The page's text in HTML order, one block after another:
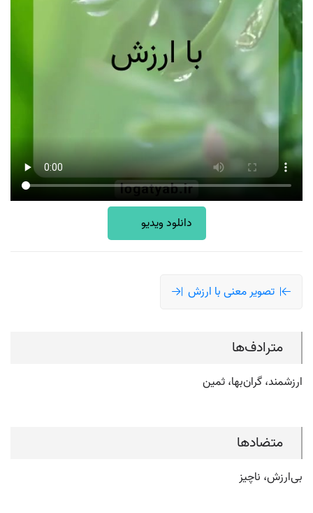
دانلود ویدیو
تصویر معنی با ارزش
مترادف‌ها
ارزشمند، گران‌بها، ثمین
متضادها
بی‌ارزش، ناچیز